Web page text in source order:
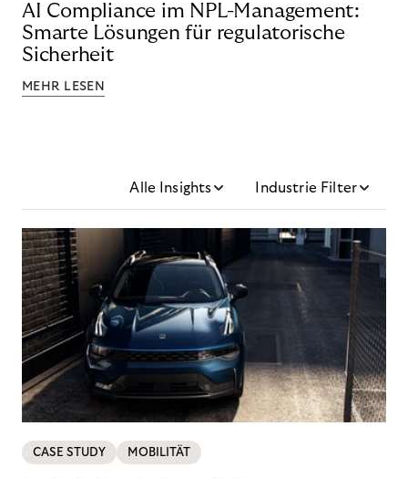
AI Compliance im NPL-Management:
Smarte Lösungen für regulatorische
Sicherheit
MEHR LESEN
Alle Insights Industrie Filter
CASE STUDY MOBILITÄT